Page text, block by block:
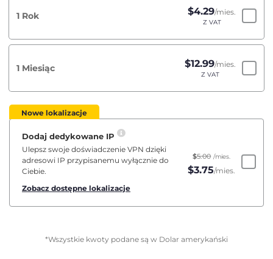
1 Rok $4.29/mies.
Z VAT
1 Miesiąc $12.99/mies.
Z VAT
Nowe lokalizacje
Dodaj dedykowane IP
Ulepsz swoje doświadczenie VPN dzięki
adresowi IP przypisanemu wyłącznie do
Ciebie.
Zobacz dostępne lokalizacje
$5.00 /mies.
$3.75/mies.
*Wszystkie kwoty podane są w Dolar amerykański